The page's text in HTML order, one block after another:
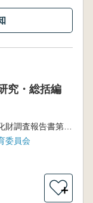
究・総括編
田原市埋蔵文化財調査報告書第15集
委員会
＋